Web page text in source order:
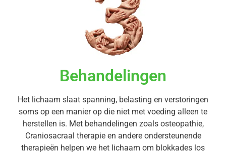
Behandelingen
Het lichaam slaat spanning, belasting en verstoringen
soms op een manier op die niet met voeding alleen te
herstellen is. Met behandelingen zoals osteopathie,
Craniosacraal therapie en andere ondersteunende
therapieën helpen we het lichaam om blokkades los